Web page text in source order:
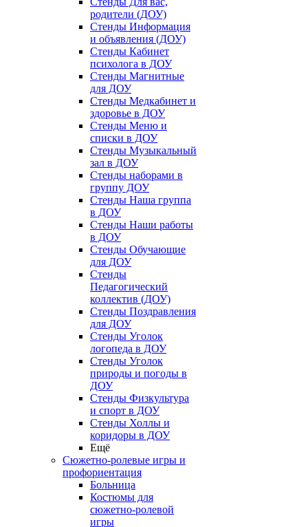
родители (ДОУ)
Стенды Информация
и объявления (ДОУ)
Стенды Кабинет
психолога в ДОУ
Стенды Магнитные
для ДОУ
Стенды Медкабинет и
здоровье в ДОУ
Стенды Меню и
списки в ДОУ
Стенды Музыкальный
зал в ДОУ
Стенды наборами в
группу ДОУ
Стенды Наша группа
в ДОУ
Стенды Наши работы
в ДОУ
Стенды Обучающие
для ДОУ
Стенды
Педагогический
коллектив (ДОУ)
Стенды Поздравления
для ДОУ
Стенды Уголок
логопеда в ДОУ
Стенды Уголок
природы и погоды в
ДОУ
Стенды Физкультура
и спорт в ДОУ
Стенды Холлы и
коридоры в ДОУ
Ещё
Сюжетно-ролевые игры и
профориентация
Больница
Костюмы для
сюжетно-ролевой
игры